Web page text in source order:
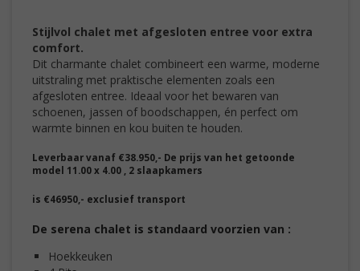
Stijlvol chalet met afgesloten entree voor extra
comfort.
Dit charmante chalet combineert een warme, moderne
uitstraling met praktische elementen zoals een
afgesloten entree. Ideaal voor het bewaren van
schoenen, jassen of boodschappen, én perfect om
warmte binnen en kou buiten te houden.
Leverbaar vanaf €38.950,- De prijs van het getoonde
model 11.00 x 4.00 , 2 slaapkamers
is €46950,- exclusief transport
De serena chalet is standaard voorzien van :